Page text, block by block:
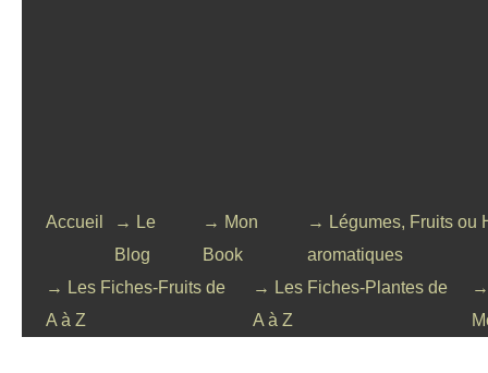
Accueil
→ Le
Blog
→ Mon
Book
→ Légumes, Fruits ou
aromatiques
→ Les Fiches-Fruits de
A à Z
→ Les Fiches-Plantes de
A à Z
→